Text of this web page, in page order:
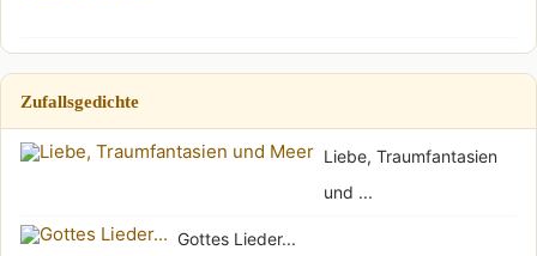
Zufallsgedichte
Liebe, Traumfantasien
und ...
Gottes Lieder...